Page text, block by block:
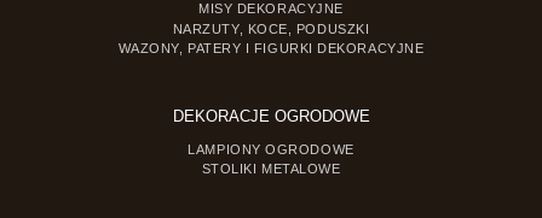
MISY DEKORACYJNE
NARZUTY, KOCE, PODUSZKI
WAZONY, PATERY I FIGURKI DEKORACYJNE
DEKORACJE OGRODOWE
LAMPIONY OGRODOWE
STOLIKI METALOWE